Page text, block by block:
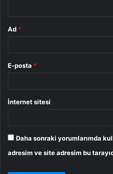
Ad *
E-posta *
İnternet sitesi
Daha sonraki yorumlarımda
adresim ve site adresim bu